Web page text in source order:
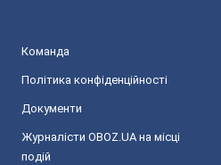
Команда
Політика конфіденційності
Документи
Журналісти OBOZ.UA на місці
подій